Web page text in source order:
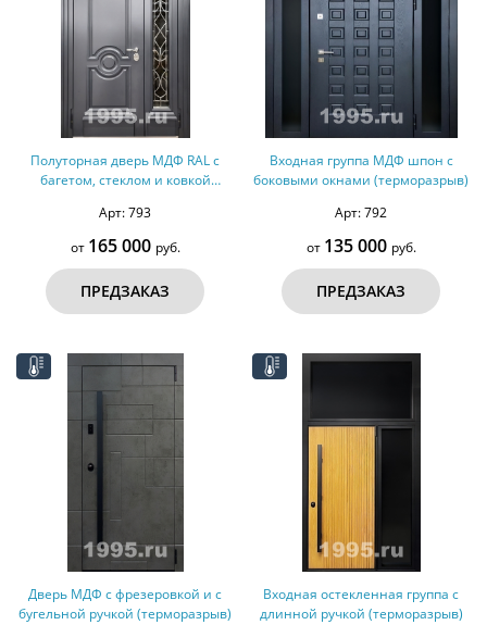
Полуторная дверь МДФ RAL с
багетом, стеклом и ковкой
Арт: 793
от 165 000 руб.
ПРЕДЗАКАЗ
Входная группа МДФ шпон с
боковыми окнами (терморазрыв)
Арт: 792
от 135 000 руб.
ПРЕДЗАКАЗ
Дверь МДФ с фрезеровкой и с
бугельной ручкой (терморазрыв)
Входная остекленная группа с
длинной ручкой (терморазрыв)